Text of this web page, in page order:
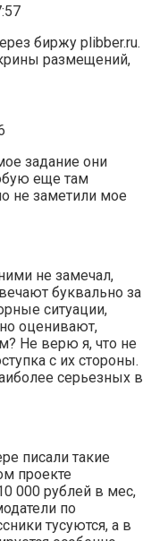
биржу plibber.ru.
размещений,
задание они
еще там
не заметили мое
не замечал,
буквально за
ситуации,
оценивают,
Не верю я, что не
с их стороны.
серьезных в
писали такие
проекте
000 рублей в мес,
по
тусуются, а в